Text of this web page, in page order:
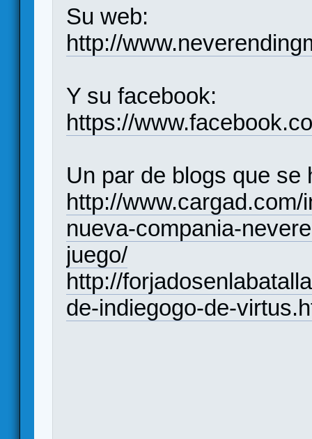
Su web:
http://
Y su facebook:
https://
Un par de blogs que se
http://
nueva-compania-
juego/
http://
de-indiegogo-de-